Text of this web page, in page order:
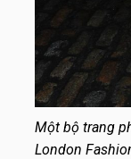
Một bộ trang
London